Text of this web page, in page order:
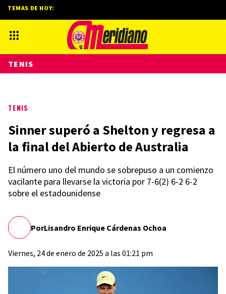
TENIS
Sinner superó a Shelton y regresa a
la final del Abierto de Australia
El número uno del mundo se sobrepuso a un comienzo
vacilante para llevarse la victoria por 7-6(2) 6-2 6-2
sobre el estadounidense
PorLisandro Enrique Cárdenas Ochoa
Viernes, 24 de enero de 2025 a las 01:21 pm
TEMAS DE HOY:
TENIS